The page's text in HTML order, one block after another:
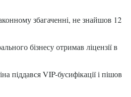
збагаченні, не знайшов 12
бізнесу отримав ліцензії в
піддався VIP-бусифікації і пішов